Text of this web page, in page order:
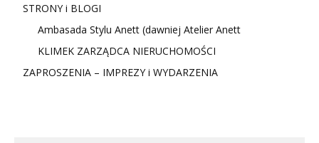
STRONY i BLOGI
Ambasada Stylu Anett (dawniej Atelier Anett
KLIMEK ZARZĄDCA NIERUCHOMOŚCI
ZAPROSZENIA – IMPREZY i WYDARZENIA